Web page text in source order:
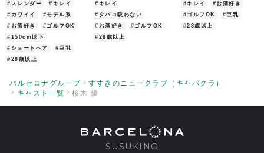
#スレンダー
#キレイ
#カワイイ
#モデル系
#お酒好き
#ゴルフOK
#150cm以下
#ショートヘア
#巨乳
#28歳以上
#キレイ
#タバコ吸わない
#お酒好き
#ゴルフOK
#28歳以上
#キレイ
#お酒好き
#ゴルフOK
#巨乳
#28歳以上
バルセロナグループ
すすきのニュークラブ（キャバクラ）
キャスト一覧
桜木 優
SUSUKINO